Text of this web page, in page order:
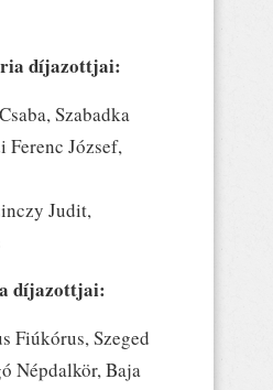
díjazottjai:
Szabadka
József,
Judit,
díjazottjai:
Fiúkórus, Szeged
Népdalkör, Baja